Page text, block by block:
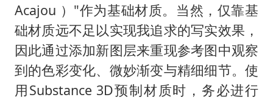
Acajou ）"作为基础材质。当然，仅靠基
础材质远不足以实现我追求的写实效果，
因此通过添加新图层来重现参考图中观察
到的色彩变化、微妙渐变与精细细节。使
用Substance 3D预制材质时，务必进行